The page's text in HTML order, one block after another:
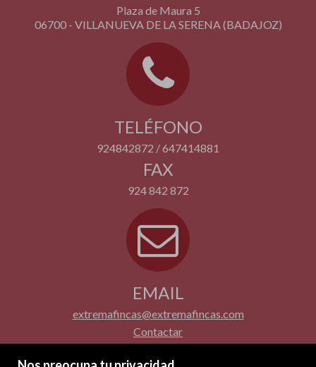
Plaza de Maura 5
06700 - VILLANUEVA DE LA SERENA (BADAJOZ)
TELÉFONO
924842872 / 647414881
FAX
924 842 872
EMAIL
extremafincas@extremafincas.com
Contactar